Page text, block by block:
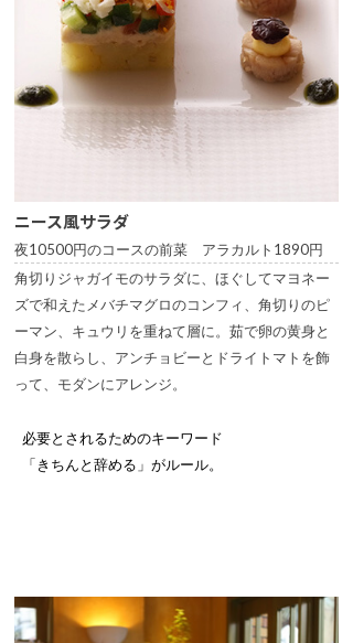
ニース風サラダ
夜10500円のコースの前菜 アラカルト1890円
角切りジャガイモのサラダに、ほぐしてマヨネー
ズで和えたメバチマグロのコンフィ、角切りのピ
ーマン、キュウリを重ねて層に。茹で卵の黄身と
白身を散らし、アンチョビーとドライトマトを飾
って、モダンにアレンジ。
必要とされるためのキーワード
「きちんと辞める」がルール。